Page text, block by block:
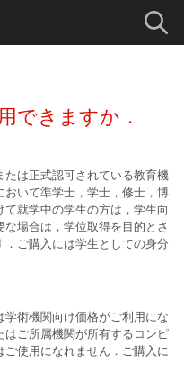
できますか．
は正式認可されている教育機
いて準学士，学士，修士，博
就学中の学生の方は，学生向
場合は，学位取得を目的とさ
ご購入には学生としての身分
術機関向け価格がご利用にな
ご所属機関が所有するコンピ
使用になれません．ご購入に